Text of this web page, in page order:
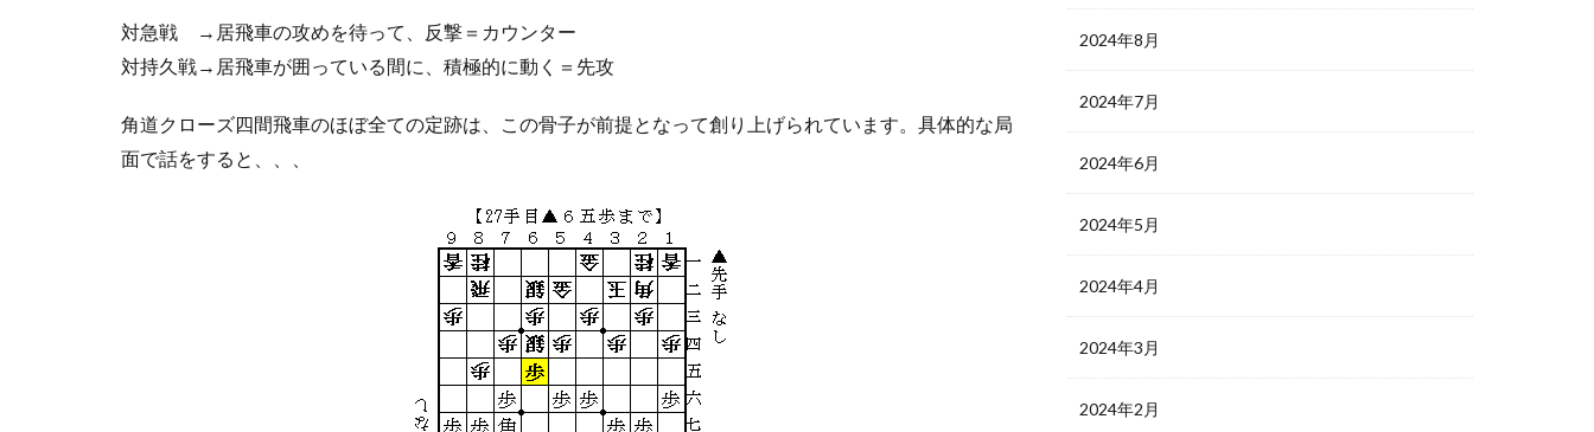
対急戦 →居飛車の攻めを待って、反撃＝カウンター
対持久戦→居飛車が囲っている間に、積極的に動く＝先攻
角道クローズ四間飛車のほぼ全ての定跡は、この骨子が前提となって創り上げられています。具体的な局
面で話をすると、、、
2024年8月
2024年7月
2024年6月
2024年5月
2024年4月
2024年3月
2024年2月